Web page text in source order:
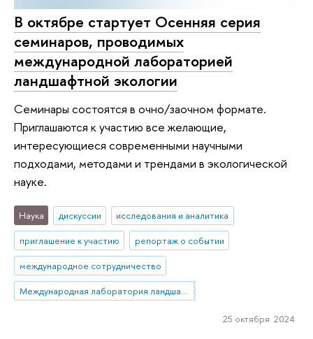
В октябре стартует Осенняя серия
семинаров, проводимых
международной лабораторией
ландшафтной экологии
Семинары состоятся в очно/заочном формате.
Приглашаются к участию все желающие,
интересующиеся современными научными
подходами, методами и трендами в экологической
науке.
Наука дискуссии
исследования и аналитика
приглашение к участию
репортаж о событии
международное сотрудничество
Международная лаборатория ландшафтной экологии
25 октября 2024